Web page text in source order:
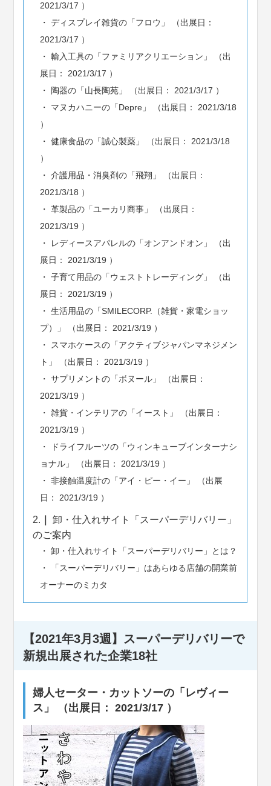
2021/3/17 ）
ディスプレイ雑貨の「フロウ」 （出展日：
2021/3/17 ）
輸入工具の「ファミリアクリエーション」 （出
展日： 2021/3/17 ）
陶器の「山長陶苑」 （出展日： 2021/3/17 ）
マヌカハニーの「Depre」 （出展日： 2021/3/18
）
健康食品の「誠心製薬」 （出展日： 2021/3/18
）
介護用品・消臭剤の「飛翔」 （出展日：
2021/3/18 ）
革製品の「ユーカリ商事」 （出展日：
2021/3/19 ）
レディースアパレルの「オンアンドオン」 （出
展日： 2021/3/19 ）
子育て用品の「ウェストトレーディング」 （出
展日： 2021/3/19 ）
生活用品の「SMILECORP.（雑貨・家電ショッ
プ）」 （出展日： 2021/3/19 ）
スマホケースの「アクティブジャパンマネジメン
ト」 （出展日： 2021/3/19 ）
サプリメントの「ボヌール」 （出展日：
2021/3/19 ）
雑貨・インテリアの「イースト」 （出展日：
2021/3/19 ）
ドライフルーツの「ウィンキューブインターナシ
ョナル」 （出展日： 2021/3/19 ）
非接触温度計の「アイ・ピー・イー」 （出展
日： 2021/3/19 ）
2.
卸・仕入れサイト「スーパーデリバリー」
のご案内
卸・仕入れサイト「スーパーデリバリー」とは？
「スーパーデリバリー」はあらゆる店舗の開業前
オーナーのミカタ
【2021年3月3週】スーパーデリバリーで
新規出展された企業18社
婦人セーター・カットソーの「レヴィー
ス」 （出展日： 2021/3/17 ）